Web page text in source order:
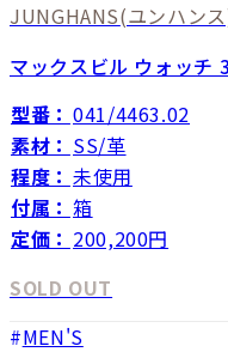
JUNGHANS(ユンハン
マックスビル ウォッチ
型番： 041/4463.02
素材： SS/革
程度： 未使用
付属： 箱
定価： 200,200円
SOLD OUT
MEN'S